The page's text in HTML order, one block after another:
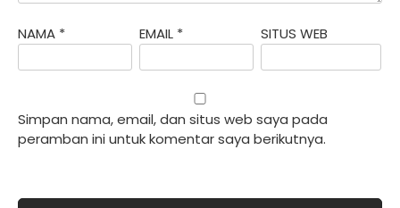
NAMA * EMAIL * SITUS WEB
Simpan nama, email, dan situs web saya pada
peramban ini untuk komentar saya berikutnya.